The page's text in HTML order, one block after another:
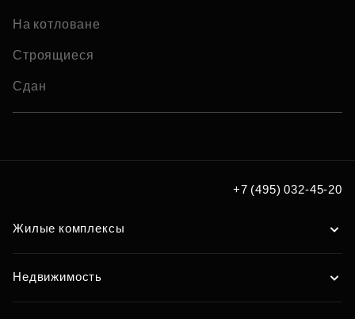
На котловане
Строящиеся
Сдан
+7 (495) 032-45-20
Жилые комплексы
Недвижимость